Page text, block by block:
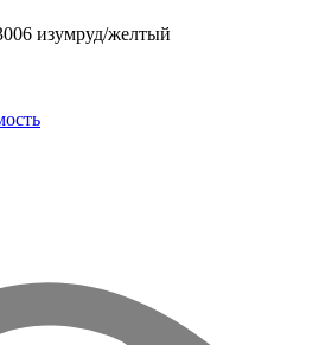
изумруд/желтый